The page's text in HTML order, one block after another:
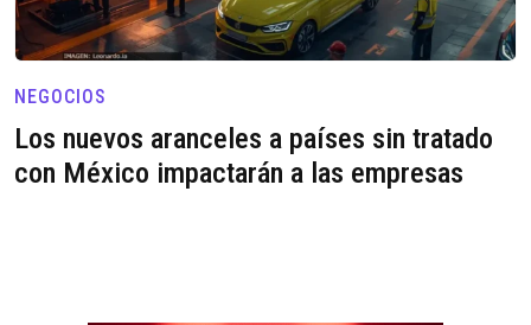
NEGOCIOS
Los nuevos aranceles a países sin tratado
con México impactarán a las empresas